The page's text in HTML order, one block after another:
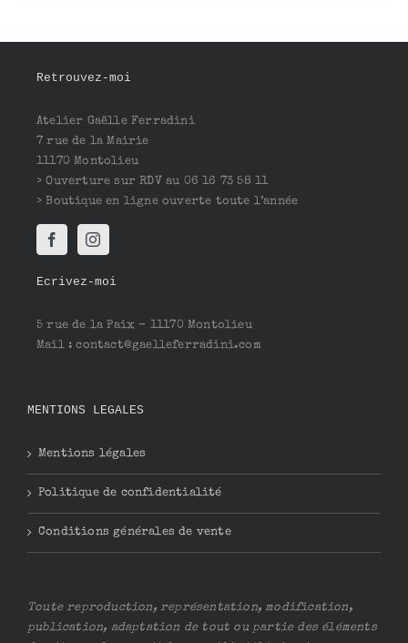
Retrouvez-moi
Atelier Gaëlle Ferradini
7 rue de la Mairie
11170 Montolieu
> Ouverture sur RDV au 06 16 73 58 11
> Boutique en ligne ouverte toute l’année
Ecrivez-moi
5 rue de la Paix – 11170 Montolieu
Mail : contact@gaelleferradini.com
MENTIONS LEGALES
Mentions légales
Politique de confidentialité
Conditions générales de vente
Toute reproduction, représentation, modification,
publication, adaptation de tout ou partie des éléments